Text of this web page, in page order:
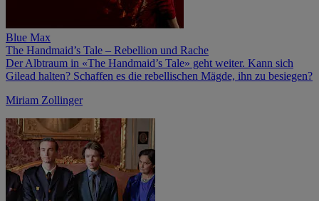
Blue Max
The Handmaid’s Tale – Rebellion und Rache
Der Albtraum in «The Handmaid’s Tale» geht weiter. Kann sich
Gilead halten? Schaffen es die rebellischen Mägde, ihn zu besiegen?
Miriam Zollinger